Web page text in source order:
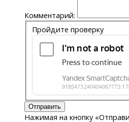
Комментарий:
Пройдите проверку
Отправить
Нажимая на кнопку